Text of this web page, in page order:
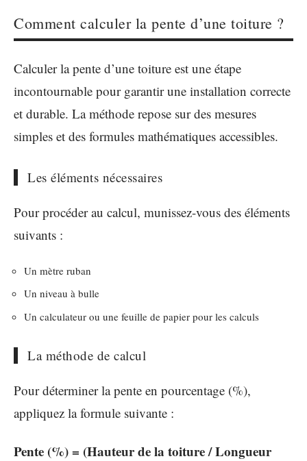
Comment calculer la pente d’une toiture ?
Calculer la pente d’une toiture est une étape
incontournable pour garantir une installation correcte
et durable. La méthode repose sur des mesures
simples et des formules mathématiques accessibles.
Les éléments nécessaires
Pour procéder au calcul, munissez-vous des éléments
suivants :
Un mètre ruban
Un niveau à bulle
Un calculateur ou une feuille de papier pour les calculs
La méthode de calcul
Pour déterminer la pente en pourcentage (%),
appliquez la formule suivante :
Pente (%) = (Hauteur de la toiture / Longueur